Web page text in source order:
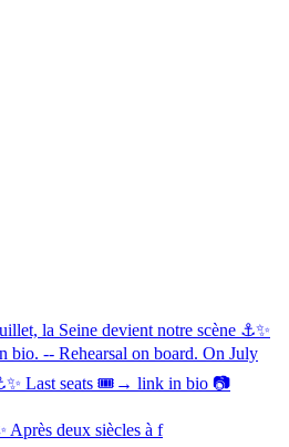
Après deux siècles à f